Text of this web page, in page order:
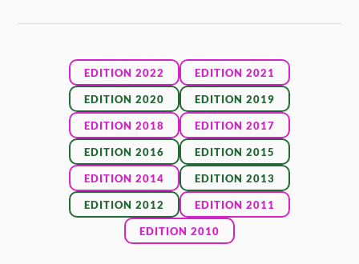
EDITION 2022 EDITION 2021
EDITION 2020 EDITION 2019
EDITION 2018 EDITION 2017
EDITION 2016 EDITION 2015
EDITION 2014 EDITION 2013
EDITION 2012 EDITION 2011
EDITION 2010